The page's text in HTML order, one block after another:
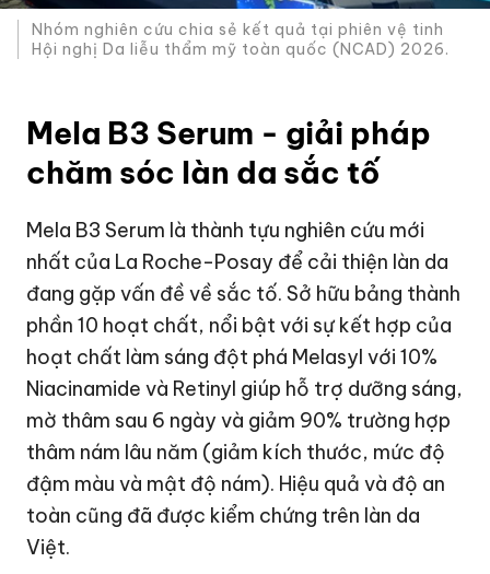
Nhóm nghiên cứu chia sẻ kết quả tại phiên vệ tinh
Hội nghị Da liễu thẩm mỹ toàn quốc (NCAD) 2026.
Mela B3 Serum - giải pháp
chăm sóc làn da sắc tố
Mela B3 Serum là thành tựu nghiên cứu mới
nhất của La Roche-Posay để cải thiện làn da
đang gặp vấn đề về sắc tố. Sở hữu bảng thành
phần 10 hoạt chất, nổi bật với sự kết hợp của
hoạt chất làm sáng đột phá Melasyl với 10%
Niacinamide và Retinyl giúp hỗ trợ dưỡng sáng,
mờ thâm sau 6 ngày và giảm 90% trường hợp
thâm nám lâu năm (giảm kích thước, mức độ
đậm màu và mật độ nám). Hiệu quả và độ an
toàn cũng đã được kiểm chứng trên làn da
Việt.